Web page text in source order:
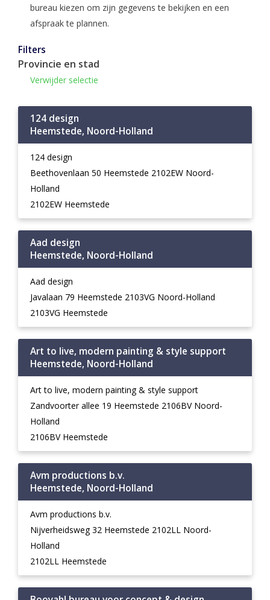
bureau kiezen om zijn gegevens te bekijken en een
afspraak te plannen.
Filters
Provincie en stad
Verwijder selectie
124 design
Heemstede, Noord-Holland
124 design
Beethovenlaan 50 Heemstede 2102EW Noord-
Holland
2102EW Heemstede
Aad design
Heemstede, Noord-Holland
Aad design
Javalaan 79 Heemstede 2103VG Noord-Holland
2103VG Heemstede
Art to live, modern painting & style support
Heemstede, Noord-Holland
Art to live, modern painting & style support
Zandvoorter allee 19 Heemstede 2106BV Noord-
Holland
2106BV Heemstede
Avm productions b.v.
Heemstede, Noord-Holland
Avm productions b.v.
Nijverheidsweg 32 Heemstede 2102LL Noord-
Holland
2102LL Heemstede